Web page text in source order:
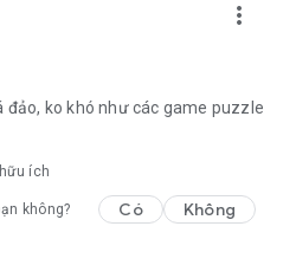
more_vert
đảo, ko khó như các game puzzle
ích
không? Có Không